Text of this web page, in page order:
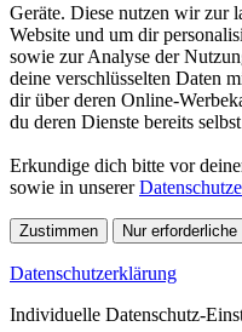
Geräte. Diese nutzen wir zur
Website und um dir
sowie zur Analyse der
deine verschlüsselten Daten
dir über deren Online-
du deren Dienste bereits
Erkundige dich bitte vor
sowie in unserer
Zustimmen Nur erforderliche
Datenschutzerklärung
Individuelle Datenschutz-